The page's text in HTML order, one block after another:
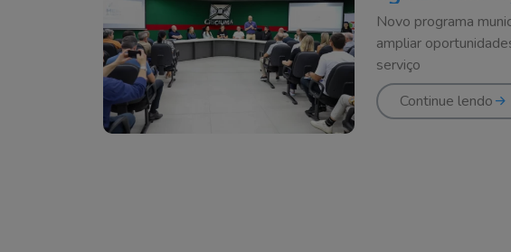
Novo programa
ampliar
serviço
Continue lendo